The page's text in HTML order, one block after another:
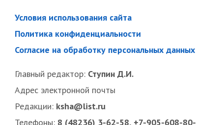
Условия использования сайта
Политика конфиденциальности
Согласие на обработку персональных данных
Главный редактор: Ступин Д.И.
Адрес электронной почты
Редакции: ksha@list.ru
Телефоны: 8 (48236) 3-62-58, +7-905-608-80-